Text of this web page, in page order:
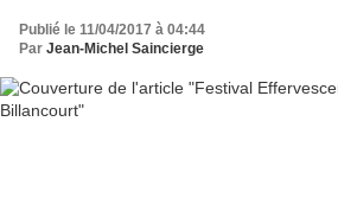
Publié le 11/04/2017 à 04:44
Par Jean-Michel Saincierge